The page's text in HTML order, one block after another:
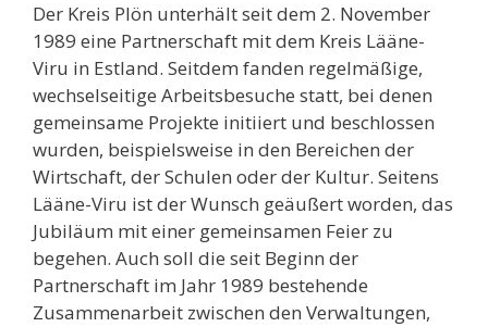
Der Kreis Plön unterhält seit dem 2. November
1989 eine Partnerschaft mit dem Kreis Lääne-
Viru in Estland. Seitdem fanden regelmäßige,
wechselseitige Arbeitsbesuche statt, bei denen
gemeinsame Projekte initiiert und beschlossen
wurden, beispielsweise in den Bereichen der
Wirtschaft, der Schulen oder der Kultur. Seitens
Lääne-Viru ist der Wunsch geäußert worden, das
Jubiläum mit einer gemeinsamen Feier zu
begehen. Auch soll die seit Beginn der
Partnerschaft im Jahr 1989 bestehende
Zusammenarbeit zwischen den Verwaltungen,